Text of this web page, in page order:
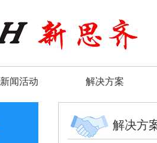
新闻活动 解决方案
解决方